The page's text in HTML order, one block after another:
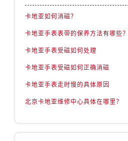
卡地亚如何消磁？
卡地亚手表表带的保养方法有哪些？
卡地亚手表受磁如何处理
卡地亚手表受磁如何正确消磁
卡地亚手表走时慢的具体原因
北京卡地亚维修中心具体在哪里？